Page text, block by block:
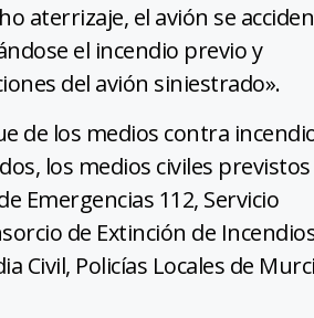
aterrizaje, el avión se
el incendio previo y
del avión siniestrado».
de los medios contra
los medios civiles
Emergencias 112, Servicio
de Extinción de
Civil, Policías Locales de